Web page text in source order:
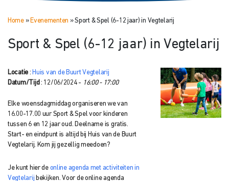
Home» Evenementen »Sport & Spel (6-12 jaar) in Vegtelarij
Sport & Spel (6-12 jaar) in Vegtelarij
Locatie : Huis van de Buurt Vegtelarij
Datum/Tijd : 12/06/2024 - 16:00 - 17:00
Elke woensdagmiddag organiseren we van
16.00-17.00 uur Sport & Spel voor kinderen
tussen 6 en 12 jaar oud. Deelname is gratis.
Start- en eindpunt is altijd bij Huis van de Buurt
Vegtelarij. Kom jij gezellig meedoen?
Je kunt hier de online agenda met activiteiten in
Vegtelarij bekijken. Voor de online agenda